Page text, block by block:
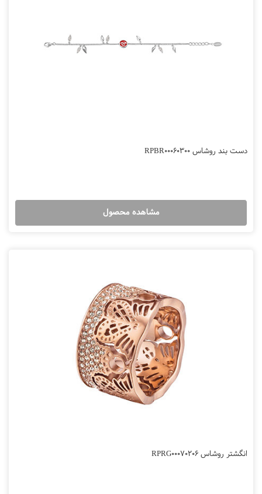
دست بند روشاس RPBR00060300
مشاهده محصول
انگشتر روشاس RPRG00070206